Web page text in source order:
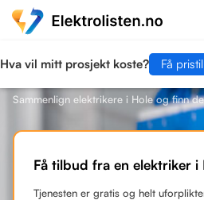
Hva vil mitt prosjekt koste? Få
Finn en elektriker i
Sammenlign elektrikere i Hole og finn
Få tilbud fra en elektriker i
Tjenesten er gratis og helt